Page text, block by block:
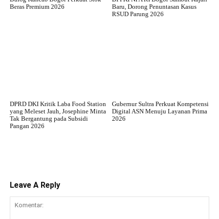
Beras Premium 2026
Baru, Dorong Penuntasan Kasus
RSUD Parung 2026
DPRD DKI Kritik Laba Food Station
yang Meleset Jauh, Josephine Minta
Tak Bergantung pada Subsidi
Pangan 2026
Gubernur Sultra Perkuat Kompetensi
Digital ASN Menuju Layanan Prima
2026
Leave A Reply